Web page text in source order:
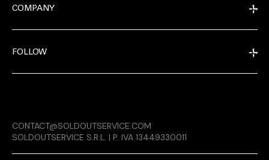
RELEASE
COMPANY
FOLLOW
CONTACT@SOLDOUTSERVICE.COM
SOLDOUTSERVICE S.R.L. | P. IVA 13449330011